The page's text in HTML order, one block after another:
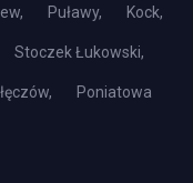
Puławy, Kock,
Stoczek Łukowski,
Poniatowa